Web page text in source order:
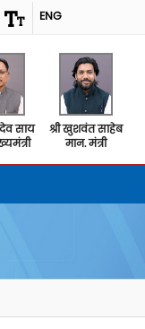
ENG
देव साय
श्री खुशवंत साहेब
मान. मंत्री